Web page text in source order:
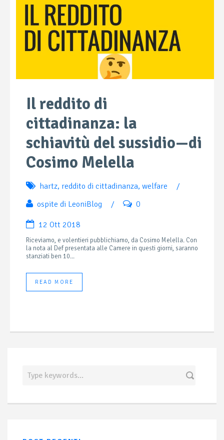
Il reddito di
cittadinanza: la
schiavitù del sussidio—di
Cosimo Melella
hartz, reddito di cittadinanza, welfare
/
ospite di LeoniBlog
/ 0
12 Ott 2018
Riceviamo, e volentieri pubblichiamo, da Cosimo Melella. Con
la nota al Def presentata alle Camere in questi giorni, saranno
stanziati ben 10...
READ MORE